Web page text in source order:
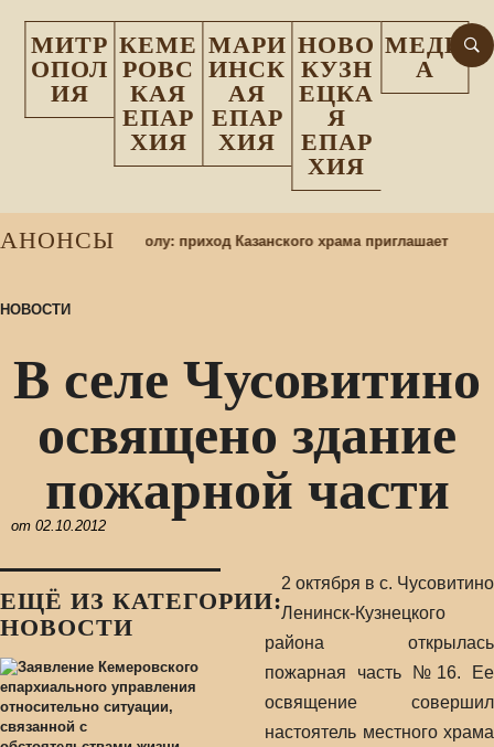
МИТР
ОПОЛ
ИЯ
КЕМЕ
РОВС
КАЯ
ЕПАР
ХИЯ
МАРИ
ИНСК
АЯ
ЕПАР
ХИЯ
НОВО
КУЗН
ЕЦКА
Я
ЕПАР
ХИЯ
МЕДИ
А
АНОНСЫ
в воскресную школу: приход Казанского храма приглашает
НОВОСТИ
В селе Чусовитино
освящено здание
пожарной части
от 02.10.2012
ЕЩЁ ИЗ КАТЕГОРИИ:
НОВОСТИ
2 октября в с. Чусовитино
Ленинск-Кузнецкого
района открылась
пожарная часть №16. Ее
освящение совершил
настоятель местного храма